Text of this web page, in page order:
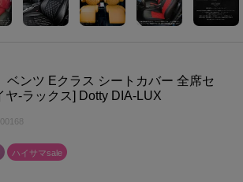
ベンツ Eクラス シートカバー 全席セ
ヤ-ラックス] Dotty DIA-LUX
ハイサマsale